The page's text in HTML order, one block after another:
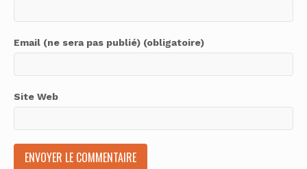
Email (ne sera pas publié) (obligatoire)
Site Web